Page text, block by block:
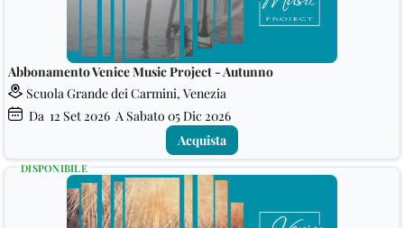
Abbonamento Venice Music Project - Autunno
Scuola Grande dei Carmini, Venezia
Da 12 Set 2026 A Sabato 05Dic 2026
Acquista
DISPONIBILE